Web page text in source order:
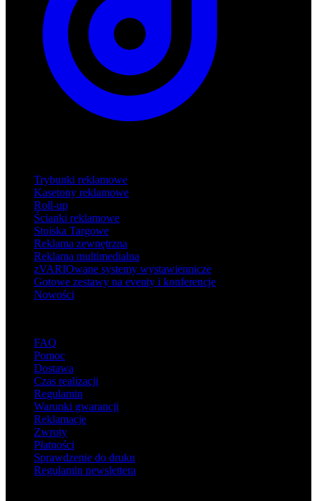
Trybunki reklamowe
Kasetony reklamowe
Roll-up
Ścianki reklamowe
Stoiska Targowe
Reklama zewnętrzna
Reklama multimedialna
zVARIOwane systemy wystawiennicze
Gotowe zestawy na eventy i konferencje
Nowości
FAQ
Pomoc
Dostawa
Czas realizacji
Regulamin
Warunki gwarancji
Reklamacje
Zwroty
Płatności
Sprawdzenie do druku
Regulamin newslettera